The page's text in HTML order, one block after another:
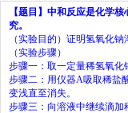
【题目】 中和反应是化学核
究。
（实验目的）证明氢氧化
（实验步骤）
步骤一：取一定量稀氢氧化
步骤二：用仪器A吸取稀盐
变浅直至消失。
步骤三：向溶液中继续滴